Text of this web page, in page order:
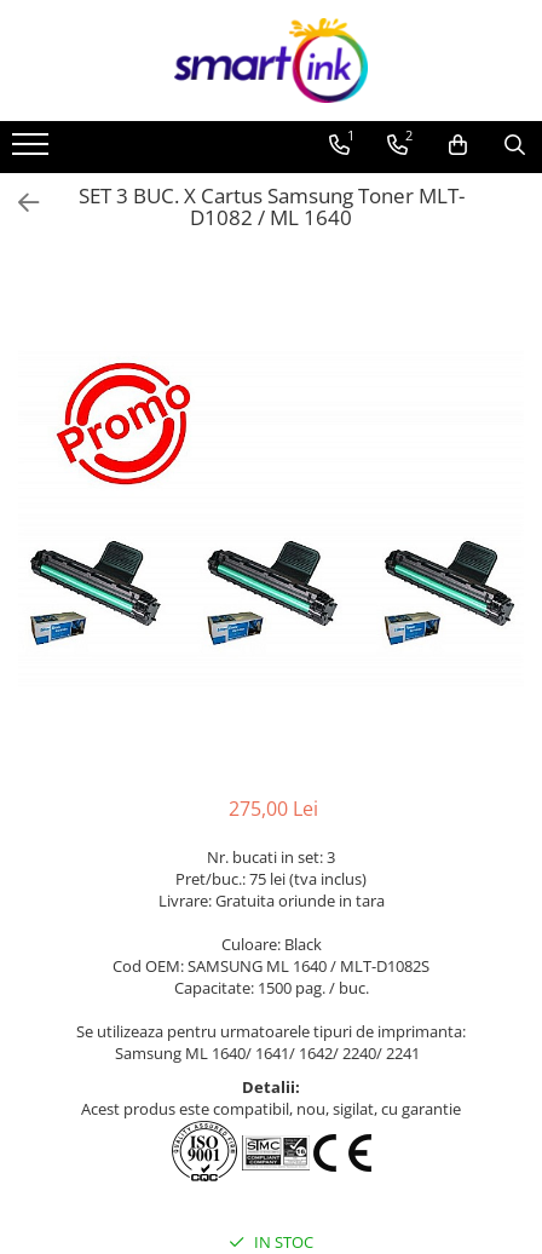
Consumabile
Cartuse si tonere
Pentru firme
1 2
SET 3 BUC. X Cartus Samsung Toner MLT-
D1082 / ML 1640
275,00 Lei
Nr. bucati in set: 3
Pret/buc.: 75 lei (tva inclus)
Livrare: Gratuita oriunde in tara
Culoare: Black
Cod OEM: SAMSUNG ML 1640 / MLT-D1082S
Capacitate: 1500 pag. / buc.
Se utilizeaza pentru urmatoarele tipuri de imprimanta:
Samsung ML 1640/ 1641/ 1642/ 2240/ 2241
Detalii:
Acest produs este compatibil, nou, sigilat, cu garantie
IN STOC